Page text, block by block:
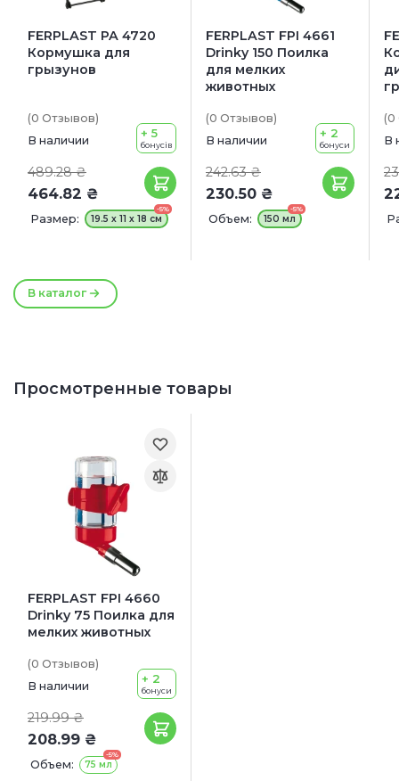
В каталог
FERPLAST PA 4720
Кормушка для
грызунов
(0 Отзывов)
В наличии
489.28 ₴
464.82 ₴
+ 5
бонусів
Размер:
-5%
19.5 х 11 х 18 см
FERPLAST FPI 4661
Drinky 150 Поилка
для мелких
животных
(0 Отзывов)
В наличии
242.63 ₴
230.50 ₴
+ 2
бонуси
Объем:
-5%
150 мл
(0
В
Просмотренные товары
FERPLAST FPI 4660
Drinky 75 Поилка для
мелких животных
(0 Отзывов)
В наличии
219.99 ₴
208.99 ₴
+ 2
бонуси
Объем:
-5%
75 мл